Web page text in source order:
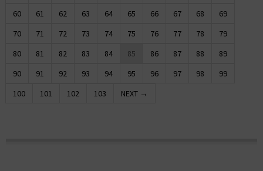
60
61 62 63 64 65 66 67 68
69
70
71 72 73 74 75 76 77 78
79
80
81 82 83 84 85 86 87 88
89
90
91 92 93 94 95 96 97 98
99
100
101 102 103 NEXT →